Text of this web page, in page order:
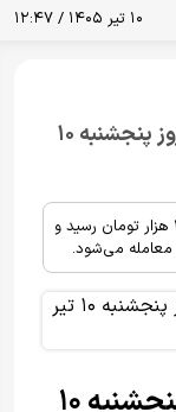
۱۰ تیر ۱۴۰۵ / ۱۲:۴۷
آخرین قیمت طلا، سکه، دلار و ارز امروز پنجشنبه ۱۰
قیمت هر گرم طلای ۱۸ عیار به ۱۷ میلیون و ۲۲۲ هزار تومان رسید و
قیمت طلا، سکه و ارز امروز پنجشنبه ۱۰